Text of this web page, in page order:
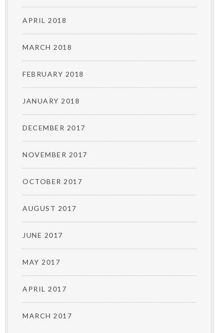
APRIL 2018
MARCH 2018
FEBRUARY 2018
JANUARY 2018
DECEMBER 2017
NOVEMBER 2017
OCTOBER 2017
AUGUST 2017
JUNE 2017
MAY 2017
APRIL 2017
MARCH 2017